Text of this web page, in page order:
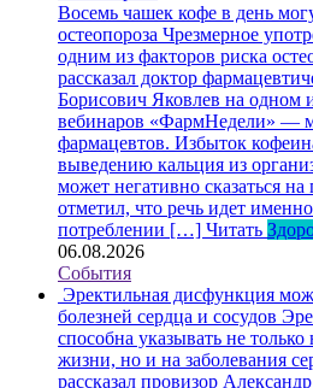
Восемь чашек кофе в день
остеопороза Чрезмерное
одним из факторов риска
рассказал доктор
Борисович Яковлев на одном
вебинаров «ФармНедели» —
фармацевтов. Избыток
выведению кальция из
может негативно сказаться
отметил, что речь идет
потреблении […] Читать
06.08.2026
События
Эректильная дисфункция
болезней сердца и сосудов
способна указывать не
жизни, но и на заболевания
рассказал провизор